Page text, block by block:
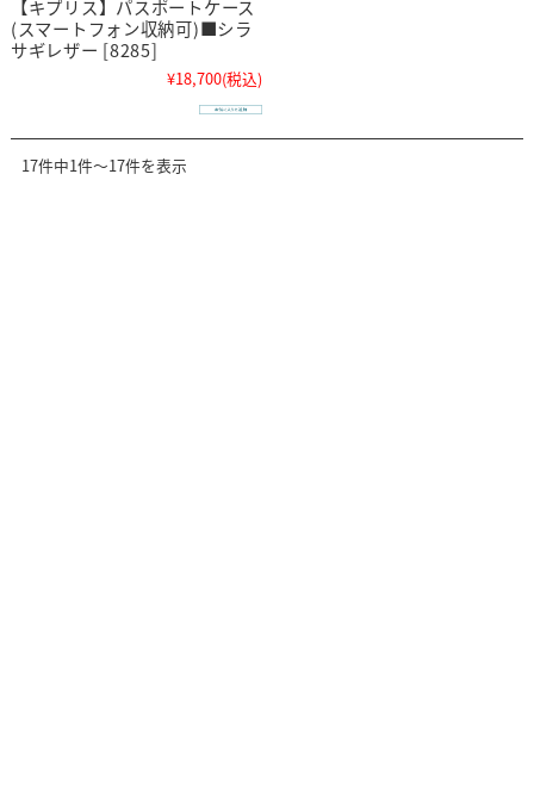
【キプリス】パスポートケース
(スマートフォン収納可)■シラ
サギレザー [8285]
¥18,700(税込)
17件中1件～17件を表示